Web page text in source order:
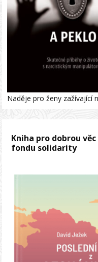
Naděje pro ženy zažívající
Kniha pro dobrou
fondu solidarity